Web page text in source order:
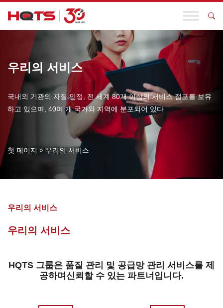
우리의 서비스
국내외 기관의 자질 인정, 전 세계 80개 이상의 서비스 점포를 보유
하고 있으며, 40여 개 국가와 지역에 분포되어 있다
첫 페이지 > 우리의 서비스
우리의 서비스
우리의 서비스
HQTS 그룹은 품질 관리 및 공급망 관리 서비스를 제
공하며신뢰할 수 있는 파트너입니다.